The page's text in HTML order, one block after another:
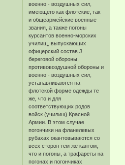
военно - воздушных сил,
имеющего как флотские, так
и общеармейские военные
звания, а также погоны
курсантов военно-морских
училищ, выпускающих
офицерский состав J
береговой обороны,
противовоздушной обороны и
военно - воздушных сил,
устанавливаются на
флотской форме одежды те
же, что и для
соответствующих родов
войск (училищ) Красной
Армии. В этом случае
погончики на фланелевых
рубахах окантовываются со
всех сторон тем же кантом,
что и погоны, а трафареты на
погонах и погончиках